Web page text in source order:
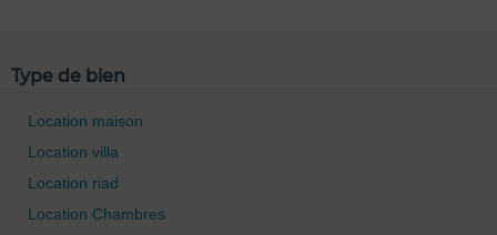
Type de bien
Location maison
Location villa
Location riad
Location Chambres